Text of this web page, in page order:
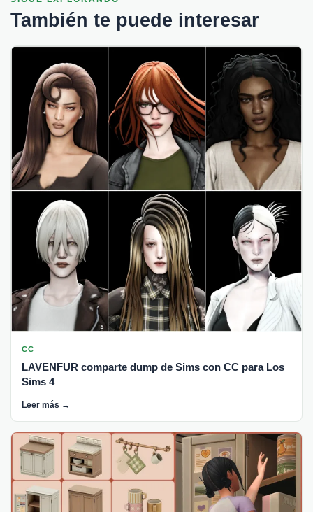
También te puede interesar
CC
LAVENFUR comparte dump de Sims con CC para Los
Sims 4
Leer más →